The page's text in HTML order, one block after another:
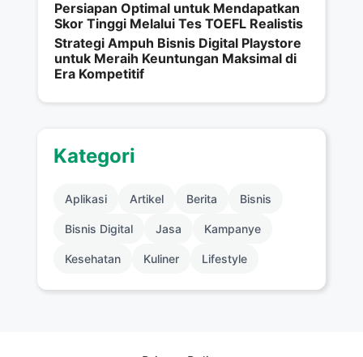
Persiapan Optimal untuk Mendapatkan
Skor Tinggi Melalui Tes TOEFL Realistis
Strategi Ampuh Bisnis Digital Playstore
untuk Meraih Keuntungan Maksimal di
Era Kompetitif
Kategori
Aplikasi Artikel Berita Bisnis
Bisnis Digital Jasa Kampanye
Kesehatan Kuliner Lifestyle